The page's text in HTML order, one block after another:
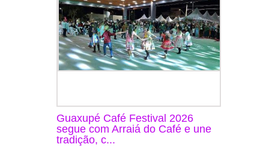
Guaxupé Café Festival 2026
segue com Arraiá do Café e une
tradição, c...